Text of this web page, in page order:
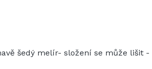
šedý melír- složení se může lišit -